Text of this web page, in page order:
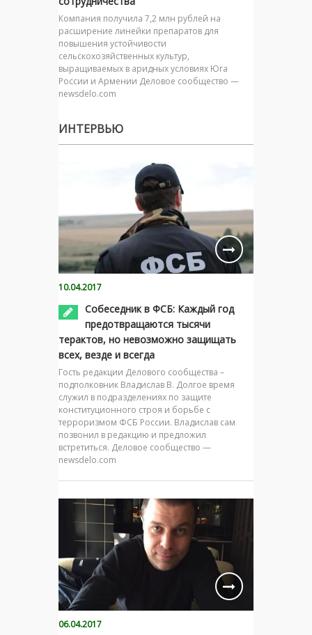
Компания получила 7,2 млн рублей на
расширение линейки препаратов для
повышения устойчивости
сельскохозяйственных культур,
выращиваемых в аридных условиях Юга
России и Армении Деловое сообщество —
newsdelo.com
ИНТЕРВЬЮ
10.04.2017
Собеседник в ФСБ: Каждый год
предотвращаются тысячи
терактов, но невозможно защищать
всех, везде и всегда
Гость редакции Делового сообщества –
подполковник Владислав В. Долгое время
служил в подразделениях по защите
конституционного строя и борьбе с
терроризмом ФСБ России. Владислав сам
позвонил в редакцию и предложил
встретиться. Деловое сообщество —
newsdelo.com
06.04.2017